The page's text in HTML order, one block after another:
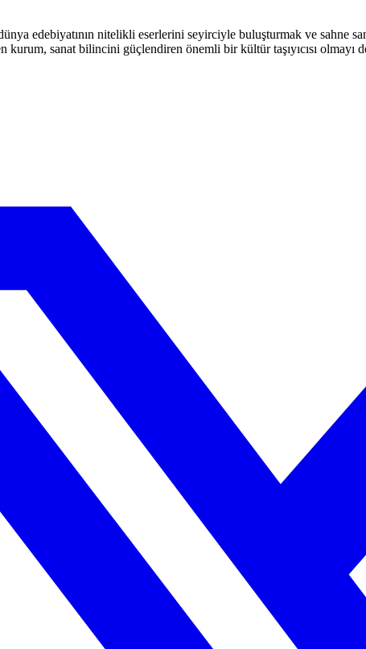
edebiyatının nitelikli eserlerini seyirciyle buluşturmak ve sahne
kurum, sanat bilincini güçlendiren önemli bir kültür taşıyıcısı olmayı